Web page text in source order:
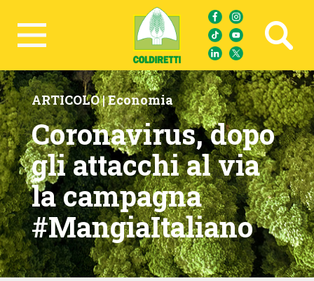
Ricerca avanzata
ARTICOLO |Economia
Coronavirus, dopo
gli attacchi al via
la campagna
#MangiaItaliano